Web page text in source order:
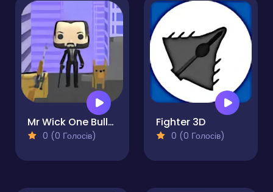
Mr Wick One Bullet
0 (0 Голосів)
Fighter 3D
0 (0 Голосів)